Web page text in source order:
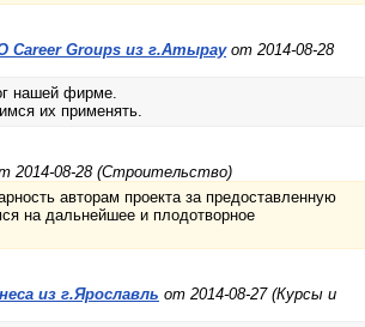
Groups из г.Атырауот 2014-08-28
нашей фирме.
их применять.
2014-08-28 (Строительство)
авторам проекта за предоставленную
на дальнейшее и плодотворное
из г.Ярославль от 2014-08-27 (Курсы и